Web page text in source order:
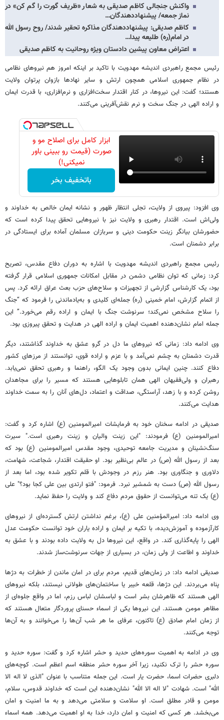
واکنش جنجالی کاظم صدیقی به شعار «ظریف گورت را گم کن» در
نماز جمعه/ پیشنهاددهندگان…
کاظم صدیقی: پیشنهاددهندگان مذاکره تحقیر شدند/ روح رسول الله
در امام(ره) طلیعه پیدا…
اعتراض معاون پیشین دادستان ویژه روحانیت به کاظم صدیقی
رئیس مجمع راهبردی اندیشه مهدویت با تاکید بر اینکه امروز هم نیروهای نظامی
در نظام جمهوری اسلامی همچون ارتش و سایر نهادها بازوان پرتوان ولایت
هستند؛ گفت: این نیروها، در کنار اقتدار سخت‌افزاری و نرم‌افزاری، با قدرت ایمان
و اراده الهی در جنگ سخت و نرم نقش‌آفرینی می‌کنند.
ابزار کامل برای اصلاح مو و
صورت (قیمت رو ببینی باور
نمیکنی!)
باتخفیف بخر
وی افزود: پیروی از ولایت، تجلی انتظار ظهور و نشانه ایمان خالص به خداوند و
ولی‌اش است. اقتدار رهبری و ولایت نیز با نیروهایی تحقق پیدا کرده است که
حضورشان بیانگر زینت حکومت دینی و سربازان مسلمان آماده برای ایستادگی در
برابر دشمنان است.
رئیس مجمع راهبردی اندیشه مهدویت با اشاره به دوران دفاع مقدس، تصریح
کرد: زمانی که توان نظامی دشمن در مقابل امکانات جمهوری اسلامی قرار گرفته
بود، یک کارشناس گزارشی از تجهیزات و سلاح‌های حزب بعث عراق ارائه کرد. پس
از اتمام گزارش، امام خمینی (ره) جمله‌ای کلیدی و به‌یادماندنی را فرمود که “جنگ
را سلاح مشخص نمی‌کند؛ سرنوشت جنگ با ایمان و اراده رقم می‌خورد.” این
جمله امام نشان‌دهنده اهمیت ایمان و اراده الهی در هدایت و تحقق پیروزی بود.
وی ادامه داد: زمانی که نیروهای ما دل در گرو عشق به خداوند گذاشتند، دیگر
قدرت دشمنان به چشم نمی‌آمد و با عزم و اراده قوی، توانستند از مرزهای کشور
دفاع کنند. چنین ایمانی بدون وجود یک الگو، راهنما و رهبری تحقق نمی‌یابد.
رهبران و ولی‌فقیهان الهی همان تابلوهایی هستند که مسیر را برای مجاهدان
روشن کرده و با زهد، آراستگی، صداقت و اعتماد، دل‌های آنان را به سمت خداوند
هدایت می‌کنند.
صدیقی در ادامه سخنان خود به فرمایشات امیرالمومنین (ع) اشاره کرد و گفت:
امیرالمومنین (ع) فرمودند: "این زینت والیان و زینت رهبری است." سیرت
سنگ‌نشینان و مدیریت جامعه توحیدی، وجود مقدس امیرالمومنین (ع) بود که
بعد از رسول الله (ص) در عالم بی‌نظیر بود. او حقیقت اقتدار، شجاعت، شهامت،
دلاوری و جنگاوری بود. هنر رزم در وجودش با قلم تکویر شده بود، اما بعد از
رسول الله (ص) دست به شمشیر نبرد. فرمود: "فتو ارتدی بین علی کجا بود؟" علی
(ع) یک تنه می‌توانست از حقوق مردم دفاع کند و ولایت را حفظ نماید.
وی ادامه داد: امیرالمؤمنین علی (ع)، برغم نداشتن ارتش گسترده‌ای از نیروهای
کارآزموده و آموزش‌دیده، با تکیه بر ایمان و اراده یاران خود توانست حکومت عدل
الهی را پایه‌گذاری کند. در واقع، این نیروها دل به ولایت داده بودند و با عشق به
خداوند و اطاعت از ولی زمان، در بسیاری از جهات سرنوشت‌ساز شدند.
صدیقی ادامه داد: در زمان‌های قدیم، مردم برای در امان ماندن از خطرات به دژها
پناه می‌بردند. این دژها، قلعه خیبر یا ساختمان‌های طولانی نیستند، بلکه نیروهای
الهی هستند که ظاهرشان بشر است و لباسشان لباس رزم، اما در واقع جلوه‌ای از
مظاهر مومن هستند. این نیروها یکی از اسماء حسنای پروردگار متعال هستند که
از زمان امام صادق (ع) تاکنون، عرفای ما هر شب آن‌ها را می‌خوانند و به آن‌ها
توجه می‌کنند.
وی در ادامه به اهمیت سوره‌های حدید و حشر اشاره کرد و گفت: سوره حدید و
سوره حشر را ترک نکنید، زیرا آخر سوره حشر منطقه اسم اعظم است. کوچه‌های
دلبری حضرات اسما، حضرت یار است. این جمله متناسب با عنوان "الذی لا اله الا
الله" است. شهادت "لا اله الا الله" نشان‌دهنده این است که خداوند قدوس، سلام،
مومن و قادر مطلق است. او سلامت و سلامتی می‌دهد و به ما امنیت و امان
می‌بخشد. هر کسی که امنیت و امان دارد، خدا به او اهمیت می‌دهد. همه اسماء